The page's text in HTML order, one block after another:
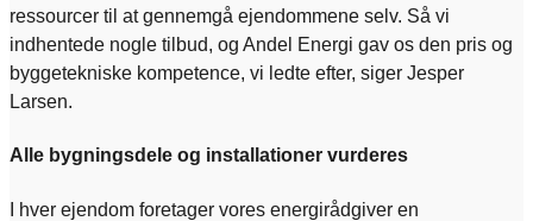
ressourcer til at gennemgå ejendommene selv. Så vi
indhentede nogle tilbud, og Andel Energi gav os den pris og
byggetekniske kompetence, vi ledte efter, siger Jesper
Larsen.
Alle bygningsdele og installationer vurderes
I hver ejendom foretager vores energirådgiver en